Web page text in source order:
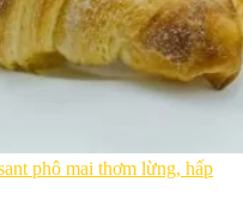
phô mai thơm lừng, hấp